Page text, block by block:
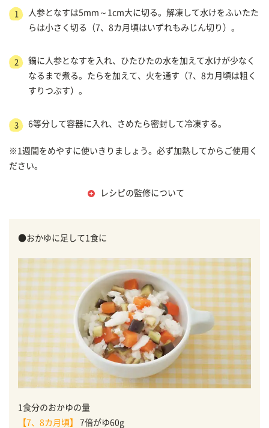
1
人参となすは5mm～1cm大に切る。解凍して水けをふいたた
らは小さく切る（7、8カ月頃はいずれもみじん切り）。
2
鍋に人参となすを入れ、ひたひたの水を加えて水けが少なく
なるまで煮る。たらを加えて、火を通す（7、8カ月頃は粗く
すりつぶす）。
3 6等分して容器に入れ、さめたら密封して冷凍する。
※1週間をめやすに使いきりましょう。必ず加熱してからご使用く
ださい。
レシピの監修について
●おかゆに足して1食に
1食分のおかゆの量
【7、8カ月頃】
7倍がゆ60g